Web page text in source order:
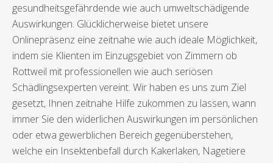
gesundheitsgefährdende wie auch umweltschädigende
Auswirkungen. Glücklicherweise bietet unsere
Onlinepräsenz eine zeitnahe wie auch ideale Möglichkeit,
indem sie Klienten im Einzugsgebiet von Zimmern ob
Rottweil mit professionellen wie auch seriösen
Schädlingsexperten vereint. Wir haben es uns zum Ziel
gesetzt, Ihnen zeitnahe Hilfe zukommen zu lassen, wann
immer Sie den widerlichen Auswirkungen im persönlichen
oder etwa gewerblichen Bereich gegenüberstehen,
welche ein Insektenbefall durch Kakerlaken, Nagetiere